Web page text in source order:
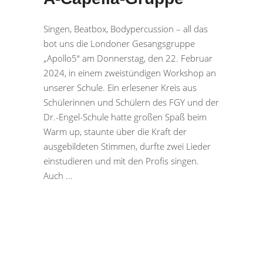
Singen, Beatbox, Bodypercussion – all das
bot uns die Londoner Gesangsgruppe
„Apollo5“ am Donnerstag, den 22. Februar
2024, in einem zweistündigen Workshop an
unserer Schule. Ein erlesener Kreis aus
Schülerinnen und Schülern des FGY und der
Dr.-Engel-Schule hatte großen Spaß beim
Warm up, staunte über die Kraft der
ausgebildeten Stimmen, durfte zwei Lieder
einstudieren und mit den Profis singen.
Auch